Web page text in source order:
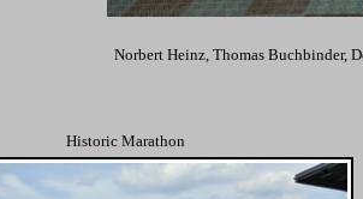
Norbert Heinz, Thomas Buchbinder,
Historic Marathon